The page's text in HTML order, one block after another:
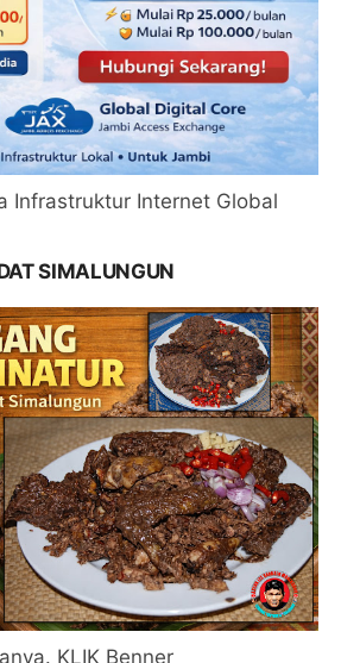
Infrastruktur Internet Global
SIMALUNGUN
KLIK Benner